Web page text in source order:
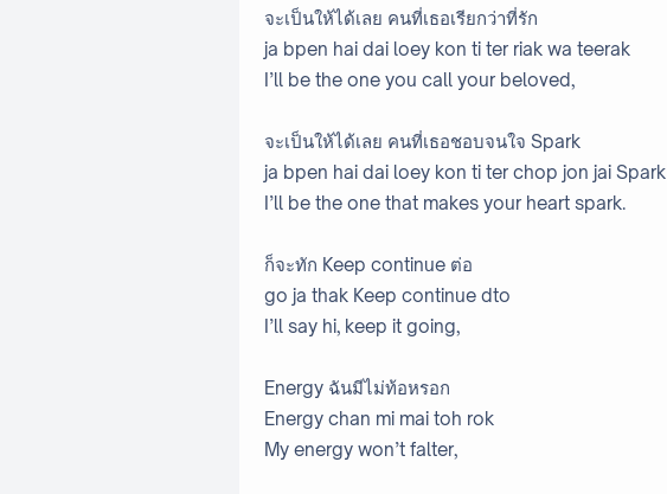
จะเป็นให้ได้เลย คนที่เธอเรียกว่าที่รัก
ja bpen hai dai loey kon ti ter riak wa teerak
I’ll be the one you call your beloved,
จะเป็นให้ได้เลย คนที่เธอชอบจนใจ Spark
ja bpen hai dai loey kon ti ter chop jon jai Spark
I’ll be the one that makes your heart spark.
ก็จะทัก Keep continue ต่อ
go ja thak Keep continue dto
I’ll say hi, keep it going,
Energy ฉันมีไม่ท้อหรอก
Energy chan mi mai toh rok
My energy won’t falter,